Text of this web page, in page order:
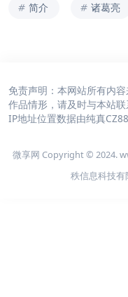
简介 诸葛亮
免责声明：本网站所有内
作品情形，请及时与本站联
IP地址位置数据由纯真CZ88
微享网 Copyright © 2024.
秩信息科技有